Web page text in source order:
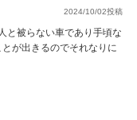
2024/10/02投稿
と被らない車であり手頃な
が出きるのでそれなりに